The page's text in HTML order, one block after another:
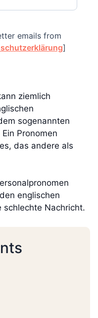
emails from
]
ziemlich
sogenannten
Pronomen
das andere als
englischen
schlechte Nachricht.